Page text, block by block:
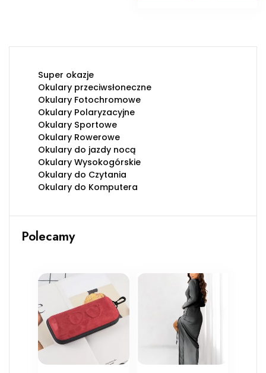
Super okazje
Okulary przeciwsłoneczne
Okulary Fotochromowe
Okulary Polaryzacyjne
Okulary Sportowe
Okulary Rowerowe
Okulary do jazdy nocą
Okulary Wysokogórskie
Okulary do Czytania
Okulary do Komputera
Polecamy